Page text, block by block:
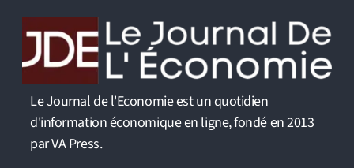
Le Journal de l'Economie est un quotidien
d'information économique en ligne, fondé en 2013
par VA Press.